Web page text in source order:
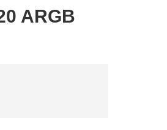
ARGB